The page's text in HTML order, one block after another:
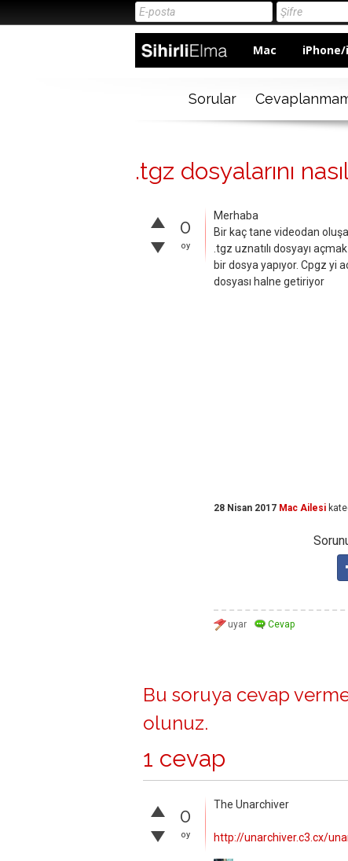
Mac
Sorular
.tgz dosyalarını
0
oy
Merhaba
Bir kaç tane videodan
.tgz uznatılı dosyayı
bir dosya yapıyor. Cpgz yi
dosyası halne getiriyor
28 Nisan 2017 Mac Ailesi
Bu soruya cevap
olunuz.
1 cevap
0
oy
The Unarchiver
http://unarchiver.c3.cx/